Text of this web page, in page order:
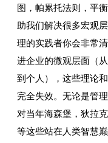
图，帕累托法则，平
助我们解决很多宏观
理的实践者你会非常
进企业的微观层面（
到个人），这些理论
完全失效。无论是管
对当年海森堡，狄拉
等这些站在人类智慧